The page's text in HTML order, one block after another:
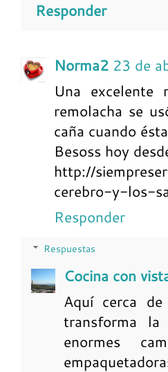
Responder
Norma2 23 de
Una excelente
remolacha se
caña cuando
Besoss hoy
http://
cerebro-y-los-
Responder
Respuestas
Cocina con
Aquí cerca
transforma
enormes